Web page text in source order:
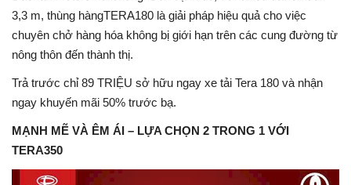
3,3 m, thùng hàngTERA180 là giải pháp hiệu quả cho việc
chuyên chở hàng hóa không bị giới hạn trên các cung đường từ
nông thôn đến thành thị.
Trả trước chỉ 89 TRIỆU sở hữu ngay xe tải Tera 180 và nhận
ngay khuyến mãi 50% trước bạ.
MẠNH MẼ VÀ ÊM ÁI – LỰA CHỌN 2 TRONG 1 VỚI
TERA350